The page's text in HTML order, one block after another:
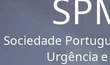
Sociedade
Urgência